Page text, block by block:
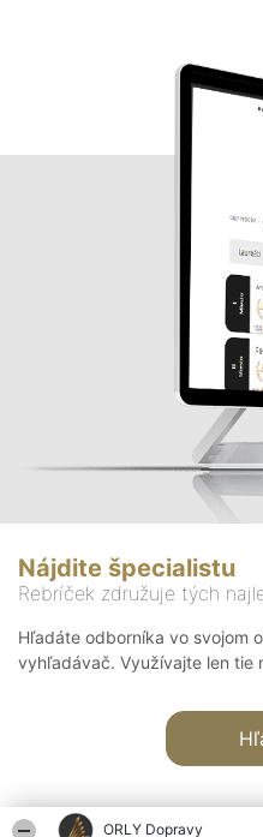
ORLY Dopravy
Nájdite špecialistu
Rebríček združuje tých
Hľadáte odborníka vo svojom
vyhľadávač. Využívajte len tie